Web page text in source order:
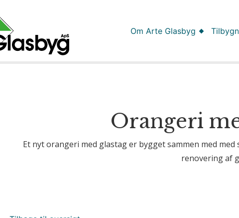
Om Arte Glasbyg
Orangeri
Et nyt orangeri med glastag er bygget sammen med
renovering af